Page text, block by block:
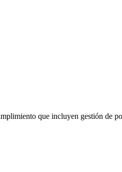
que incluyen gestión de